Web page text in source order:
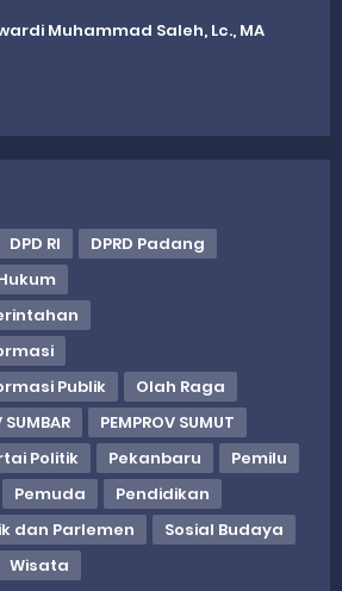
Muhammad Saleh, Lc., MA
DPD RI
DPRD Padang
Publik
Olah Raga
SUMBAR
PEMPROV SUMUT
Politik Pekanbaru
Pemilu
Pemuda
Pendidikan
dan Parlemen
Sosial Budaya
Wisata